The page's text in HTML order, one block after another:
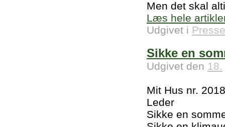
Men det skal
Læs hele
Udgivet i
Sikke en
Udgivet den 18.
Mit Hus nr.
Leder
Sikke en